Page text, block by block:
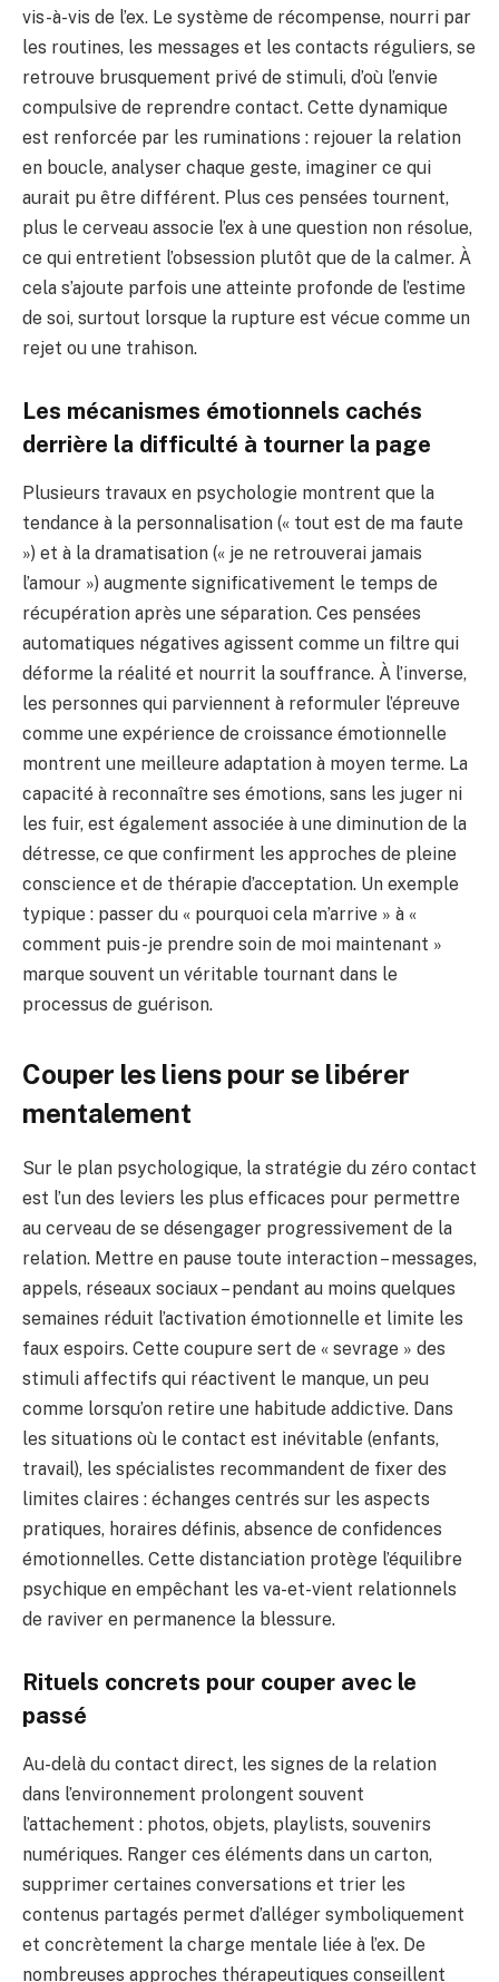
vis-à-vis de l’ex. Le système de récompense, nourri par
les routines, les messages et les contacts réguliers, se
retrouve brusquement privé de stimuli, d’où l’envie
compulsive de reprendre contact. Cette dynamique
est renforcée par les ruminations : rejouer la relation
en boucle, analyser chaque geste, imaginer ce qui
aurait pu être différent. Plus ces pensées tournent,
plus le cerveau associe l’ex à une question non résolue,
ce qui entretient l’obsession plutôt que de la calmer. À
cela s’ajoute parfois une atteinte profonde de l’estime
de soi, surtout lorsque la rupture est vécue comme un
rejet ou une trahison.
Les mécanismes émotionnels cachés
derrière la difficulté à tourner la page
Plusieurs travaux en psychologie montrent que la
tendance à la personnalisation (« tout est de ma faute
») et à la dramatisation (« je ne retrouverai jamais
l’amour ») augmente significativement le temps de
récupération après une séparation. Ces pensées
automatiques négatives agissent comme un filtre qui
déforme la réalité et nourrit la souffrance. À l’inverse,
les personnes qui parviennent à reformuler l’épreuve
comme une expérience de croissance émotionnelle
montrent une meilleure adaptation à moyen terme. La
capacité à reconnaître ses émotions, sans les juger ni
les fuir, est également associée à une diminution de la
détresse, ce que confirment les approches de pleine
conscience et de thérapie d’acceptation. Un exemple
typique : passer du « pourquoi cela m’arrive » à «
comment puis-je prendre soin de moi maintenant »
marque souvent un véritable tournant dans le
processus de guérison.
Couper les liens pour se libérer
mentalement
Sur le plan psychologique, la stratégie du zéro contact
est l’un des leviers les plus efficaces pour permettre
au cerveau de se désengager progressivement de la
relation. Mettre en pause toute interaction – messages,
appels, réseaux sociaux – pendant au moins quelques
semaines réduit l’activation émotionnelle et limite les
faux espoirs. Cette coupure sert de « sevrage » des
stimuli affectifs qui réactivent le manque, un peu
comme lorsqu’on retire une habitude addictive. Dans
les situations où le contact est inévitable (enfants,
travail), les spécialistes recommandent de fixer des
limites claires : échanges centrés sur les aspects
pratiques, horaires définis, absence de confidences
émotionnelles. Cette distanciation protège l’équilibre
psychique en empêchant les va-et-vient relationnels
de raviver en permanence la blessure.
Rituels concrets pour couper avec le
passé
Au-delà du contact direct, les signes de la relation
dans l’environnement prolongent souvent
l’attachement : photos, objets, playlists, souvenirs
numériques. Ranger ces éléments dans un carton,
supprimer certaines conversations et trier les
contenus partagés permet d’alléger symboliquement
et concrètement la charge mentale liée à l’ex. De
nombreuses approches thérapeutiques conseillent